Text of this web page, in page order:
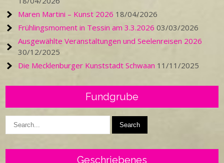
Maren Martini – Kunst 2026 18/04/2026
Frühlingsmoment in Tessin am 3.3.2026 03/03/2026
Ausgewählte Veranstaltungen und Seelenreisen 2026
30/12/2025
Die Mecklenburger Kunststadt Schwaan 11/11/2025
Fundgrube
Geschriebenes